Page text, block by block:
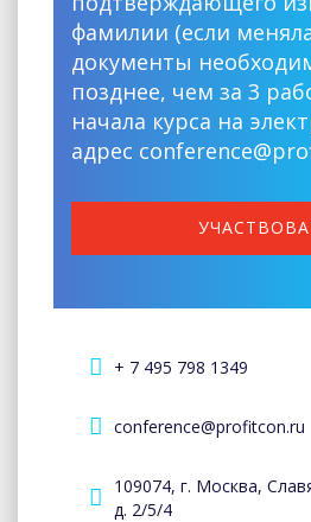
фамилии (если
документы
позднее, чем за 3
начала курса на
адрес
+ 7 495 798 1349
conference@profitcon.ru
109074, г. Москва,
д. 2/5/4